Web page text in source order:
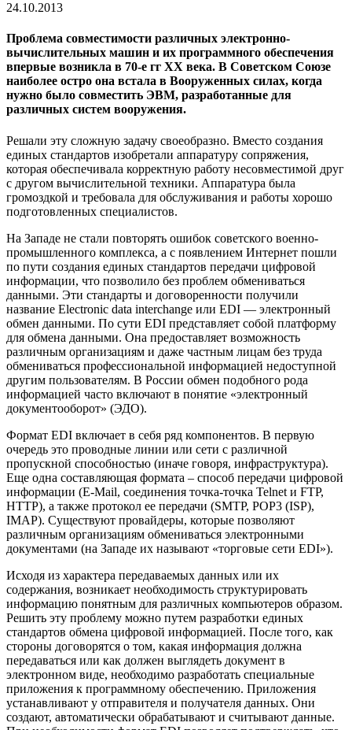
24.10.2013
Проблема совместимости различных электронно-
вычислительных машин и их программного обеспечения
впервые возникла в 70-е гг ХХ века. В Советском Союзе
наиболее остро она встала в Вооруженных силах, когда
нужно было совместить ЭВМ, разработанные для
различных систем вооружения.
Решали эту сложную задачу своеобразно. Вместо создания
единых стандартов изобретали аппаратуру сопряжения,
которая обеспечивала корректную работу несовместимой друг
с другом вычислительной техники. Аппаратура была
громоздкой и требовала для обслуживания и работы хорошо
подготовленных специалистов.
На Западе не стали повторять ошибок советского военно-
промышленного комплекса, а с появлением Интернет пошли
по пути создания единых стандартов передачи цифровой
информации, что позволило без проблем обмениваться
данными. Эти стандарты и договоренности получили
название Electronic data interchange или EDI — электронный
обмен данными. По сути EDI представляет собой платформу
для обмена данными. Она предоставляет возможность
различным организациям и даже частным лицам без труда
обмениваться профессиональной информацией недоступной
другим пользователям. В России обмен подобного рода
информацией часто включают в понятие «электронный
документооборот» (ЭДО).
Формат EDI включает в себя ряд компонентов. В первую
очередь это проводные линии или сети с различной
пропускной способностью (иначе говоря, инфраструктура).
Еще одна составляющая формата – способ передачи цифровой
информации (E-Mail, соединения точка-точка Telnet и FTP,
HTTP), а также протокол ее передачи (SMTP, POP3 (ISP),
IMAP). Существуют провайдеры, которые позволяют
различным организациям обмениваться электронными
документами (на Западе их называют «торговые сети EDI»).
Исходя из характера передаваемых данных или их
содержания, возникает необходимость структурировать
информацию понятным для различных компьютеров образом.
Решить эту проблему можно путем разработки единых
стандартов обмена цифровой информацией. После того, как
стороны договорятся о том, какая информация должна
передаваться или как должен выглядеть документ в
электронном виде, необходимо разработать специальные
приложения к программному обеспечению. Приложения
устанавливают у отправителя и получателя данных. Они
создают, автоматически обрабатывают и считывают данные.